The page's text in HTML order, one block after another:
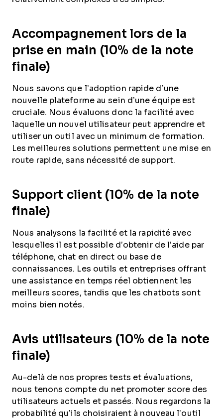
Accompagnement lors de la
prise en main (10% de la note
finale)
Nous savons que l’adoption rapide d’une
nouvelle plateforme au sein d’une équipe est
cruciale. Nous évaluons donc la facilité avec
laquelle un nouvel utilisateur peut apprendre et
utiliser un outil avec un minimum de formation.
Les meilleures solutions permettent une mise en
route rapide, sans nécessité de support.
Support client (10% de la note
finale)
Nous analysons la facilité et la rapidité avec
lesquelles il est possible d’obtenir de l’aide par
téléphone, chat en direct ou base de
connaissances. Les outils et entreprises offrant
une assistance en temps réel obtiennent les
meilleurs scores, tandis que les chatbots sont
moins bien notés.
Avis utilisateurs (10% de la note
finale)
Au-delà de nos propres tests et évaluations,
nous tenons compte du net promoter score des
utilisateurs actuels et passés. Nous regardons la
probabilité qu’ils choisiraient à nouveau l’outil